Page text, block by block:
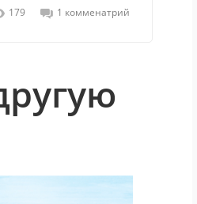
179 1 комменатрий